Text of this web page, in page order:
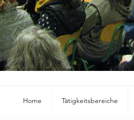
Home Tätigkeitsbereiche